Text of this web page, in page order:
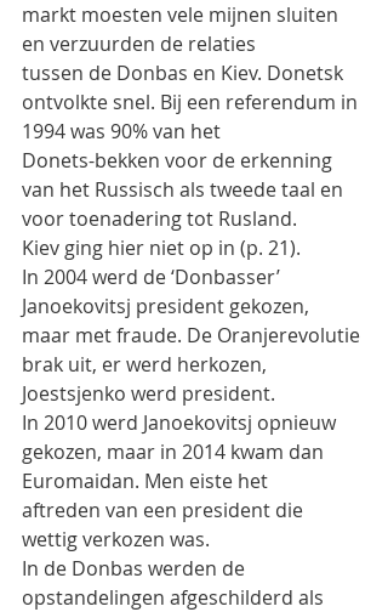
markt moesten vele mijnen sluiten
en verzuurden de relaties
tussen de Donbas en Kiev. Donetsk
ontvolkte snel. Bij een referendum in
1994 was 90% van het
Donets-bekken voor de erkenning
van het Russisch als tweede taal en
voor toenadering tot Rusland.
Kiev ging hier niet op in (p. 21).
In 2004 werd de ‘Donbasser’
Janoekovitsj president gekozen,
maar met fraude. De Oranjerevolutie
brak uit, er werd herkozen,
Joestsjenko werd president.
In 2010 werd Janoekovitsj opnieuw
gekozen, maar in 2014 kwam dan
Euromaidan. Men eiste het
aftreden van een president die
wettig verkozen was.
In de Donbas werden de
opstandelingen afgeschilderd als